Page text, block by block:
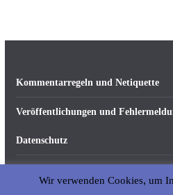
Kommentarregeln und Netiquette
Veröffentlichungen und
Datenschutz
Impressum
Wir verwenden Cookies, um